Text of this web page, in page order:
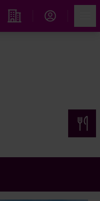
Immobiliensuche